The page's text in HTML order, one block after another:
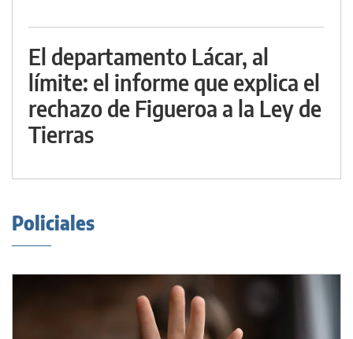
El departamento Lácar, al
límite: el informe que explica el
rechazo de Figueroa a la Ley de
Tierras
Policiales